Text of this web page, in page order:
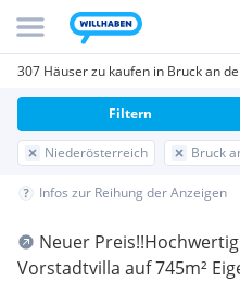
307 Häuser zu kaufen in Bruck an
Niederösterreich Bruck
Filtern
Infos zur Reihung der Anzeigen
Neuer
Vorstadtvilla auf 745m²